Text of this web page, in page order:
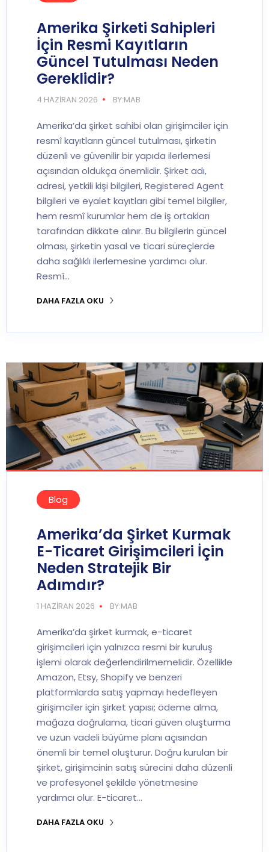
Amerika Şirketi Sahipleri
İçin Resmi Kayıtların
Güncel Tutulması Neden
Gereklidir?
4 HAZIRAN 2026 BY:MAB
Amerika’da şirket sahibi olan girişimciler için
resmî kayıtların güncel tutulması, şirketin
düzenli ve güvenilir bir yapıda ilerlemesi
açısından oldukça önemlidir. Şirket adı,
adresi, yetkili kişi bilgileri, Registered Agent
bilgileri ve eyalet kayıtları gibi temel bilgiler,
hem resmî kurumlar hem de iş ortakları
tarafından dikkate alınır. Bu bilgilerin güncel
olması, şirketin yasal ve ticari süreçlerde
daha sağlıklı ilerlemesine yardımcı olur.
Resmî…
DAHA FAZLA OKU
Blog
Amerika’da Şirket Kurmak
E-Ticaret Girişimcileri İçin
Neden Stratejik Bir
Adımdır?
1 HAZIRAN 2026 BY:MAB
Amerika’da şirket kurmak, e-ticaret
girişimcileri için yalnızca resmi bir kuruluş
işlemi olarak değerlendirilmemelidir. Özellikle
Amazon, Etsy, Shopify ve benzeri
platformlarda satış yapmayı hedefleyen
girişimciler için şirket yapısı; ödeme alma,
mağaza doğrulama, ticari güven oluşturma
ve uzun vadeli büyüme planı açısından
önemli bir temel oluşturur. Doğru kurulan bir
şirket, girişimcinin satış sürecini daha düzenli
ve profesyonel şekilde yönetmesine
yardımcı olur. E-ticaret…
DAHA FAZLA OKU